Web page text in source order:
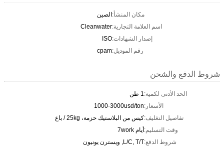
مكان المنشأ:الصين
اسم العلامة التجارية:Cleanwater
إصدار الشهادات:ISO
رقم الموديل:cpam
شروط الدفع والشحن
الحد الأدنى لكمية:1 طن
الأسعار:1000-3000usd/ton
تفاصيل التغليف:كيس من البلاستيك حزمة، 25kg / باغ
وقت التسليم:أيام 7work
شروط الدفع:L/C, T/T, ويسترن يونيون